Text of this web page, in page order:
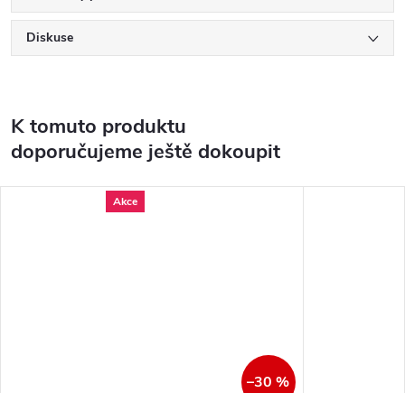
Diskuse
K tomuto produktu
doporučujeme ještě dokoupit
Akce
–30 %